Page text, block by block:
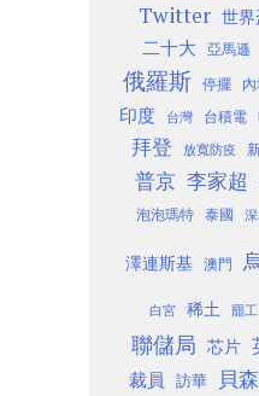
Twitter 世
二十大 亞馬遜
俄羅斯 停擺
印度
台灣 台積電
拜登 放寬防疫
普京 李家超
泡泡瑪特 泰國
澤連斯基 澳門
白宮 稀土 罷工
聯儲局 芯片
裁員 訪華 貝